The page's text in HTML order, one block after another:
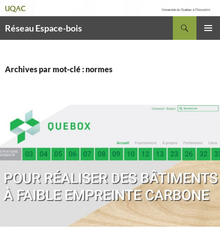
Réseau Espace-bois
Archives par mot-clé : normes